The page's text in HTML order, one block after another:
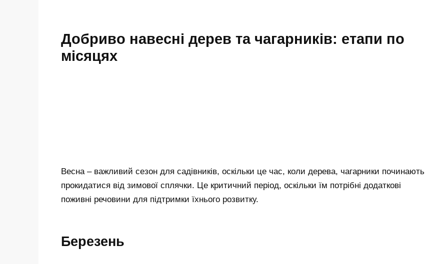
Добриво навесні дерев та чагарників: етапи по
місяцях
Весна – важливий сезон для садівників, оскільки це час, коли дерева, чагарники починають
прокидатися від зимової сплячки. Це критичний період, оскільки їм потрібні додаткові
поживні речовини для підтримки їхнього розвитку.
Березень